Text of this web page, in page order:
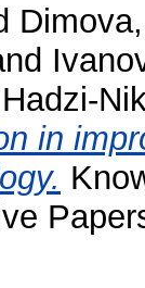
Hadzi-
in